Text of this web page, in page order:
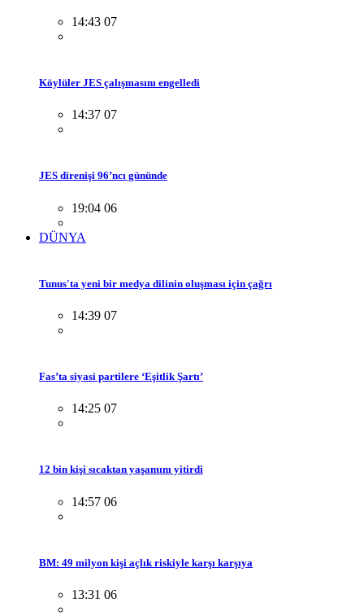
14:43 07
Köylüler JES çalışmasını engelledi
14:37 07
JES direnişi 96’ncı gününde
19:04 06
DÜNYA
Tunus'ta yeni bir medya dilinin oluşması için çağrı
14:39 07
Fas’ta siyasi partilere ‘Eşitlik Şartı’
14:25 07
12 bin kişi sıcaktan yaşamını yitirdi
14:57 06
BM: 49 milyon kişi açlık riskiyle karşı karşıya
13:31 06